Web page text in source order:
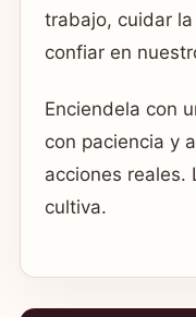
trabajo, cuidar
confiar en
Enciendela con
con paciencia y
acciones reales.
cultiva.